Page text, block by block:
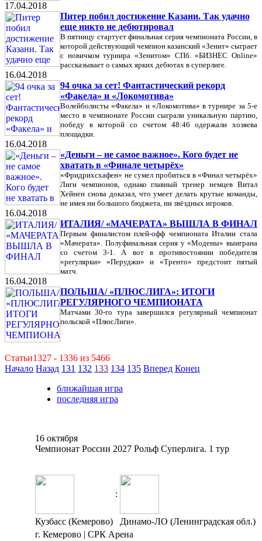
17.04.2018
Питер побил достижение Казани. Так удачно
еще никто не дебютировал
В пятницу стартует финальная серия чемпионата России, в
которой действующий чемпион казанский «Зенит» сыграет
с новичком турнира «Зенитом» СПб. «БИЗНЕС Online»
рассказывает о самых ярких дебютах в суперлиге.
16.04.2018
94 очка за сет! Фантастический рекорд
«Факела» и «Локомотива»
Волейболисты «Факела» и «Локомотива» в турнире за 5-е
место в чемпионате России сыграли уникальную партию,
победу в которой со счетом 48:46 одержали хозяева
площадки.
16.04.2018
«Деньги – не самое важное». Кого будет не
хватать в «Финале четырёх»
«Фридрихсхафен» не сумел пробиться в «Финал четырёх»
Лиги чемпионов, однако главный тренер немцев Витал
Хейнен снова доказал, что умеет делать крутые команды,
не имея ни большого бюджета, ни звёздных игроков.
16.04.2018
ИТАЛИЯ/ «МАЧЕРАТА» ВЫШЛА В ФИНАЛ
Первым финалистом плей-офф чемпионата Италии стала
«Мачерата». Полуфинальная серия у «Модены» выиграна
со счетом 3-1. А вот в противостоянии победителя
«регулярки» «Перуджи» и «Тренто» предстоит пятый
матч.
16.04.2018
ПОЛЬША/ «ПЛЮСЛИГА»: ИТОГИ
РЕГУЛЯРНОГО ЧЕМПИОНАТА
Матчами 30-го тура завершился регулярный чемпионат
польской «ПлюсЛиги».
Статьи1327 - 1336 из 5466
Начало Назад 131 132 133 134 135 Вперед Конец
ближайшая игра
последняя игра
16 октября
Чемпионат России 2027 Рольф Суперлига. 1 тур
:
Кузбасс (Кемерово)
Динамо-ЛО (Ленинградская обл.)
г. Кемерово | СРК Арена